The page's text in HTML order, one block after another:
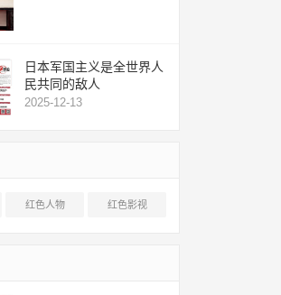
日本军国主义是全世界人
民共同的敌人
2025-12-13
红色人物 红色影视